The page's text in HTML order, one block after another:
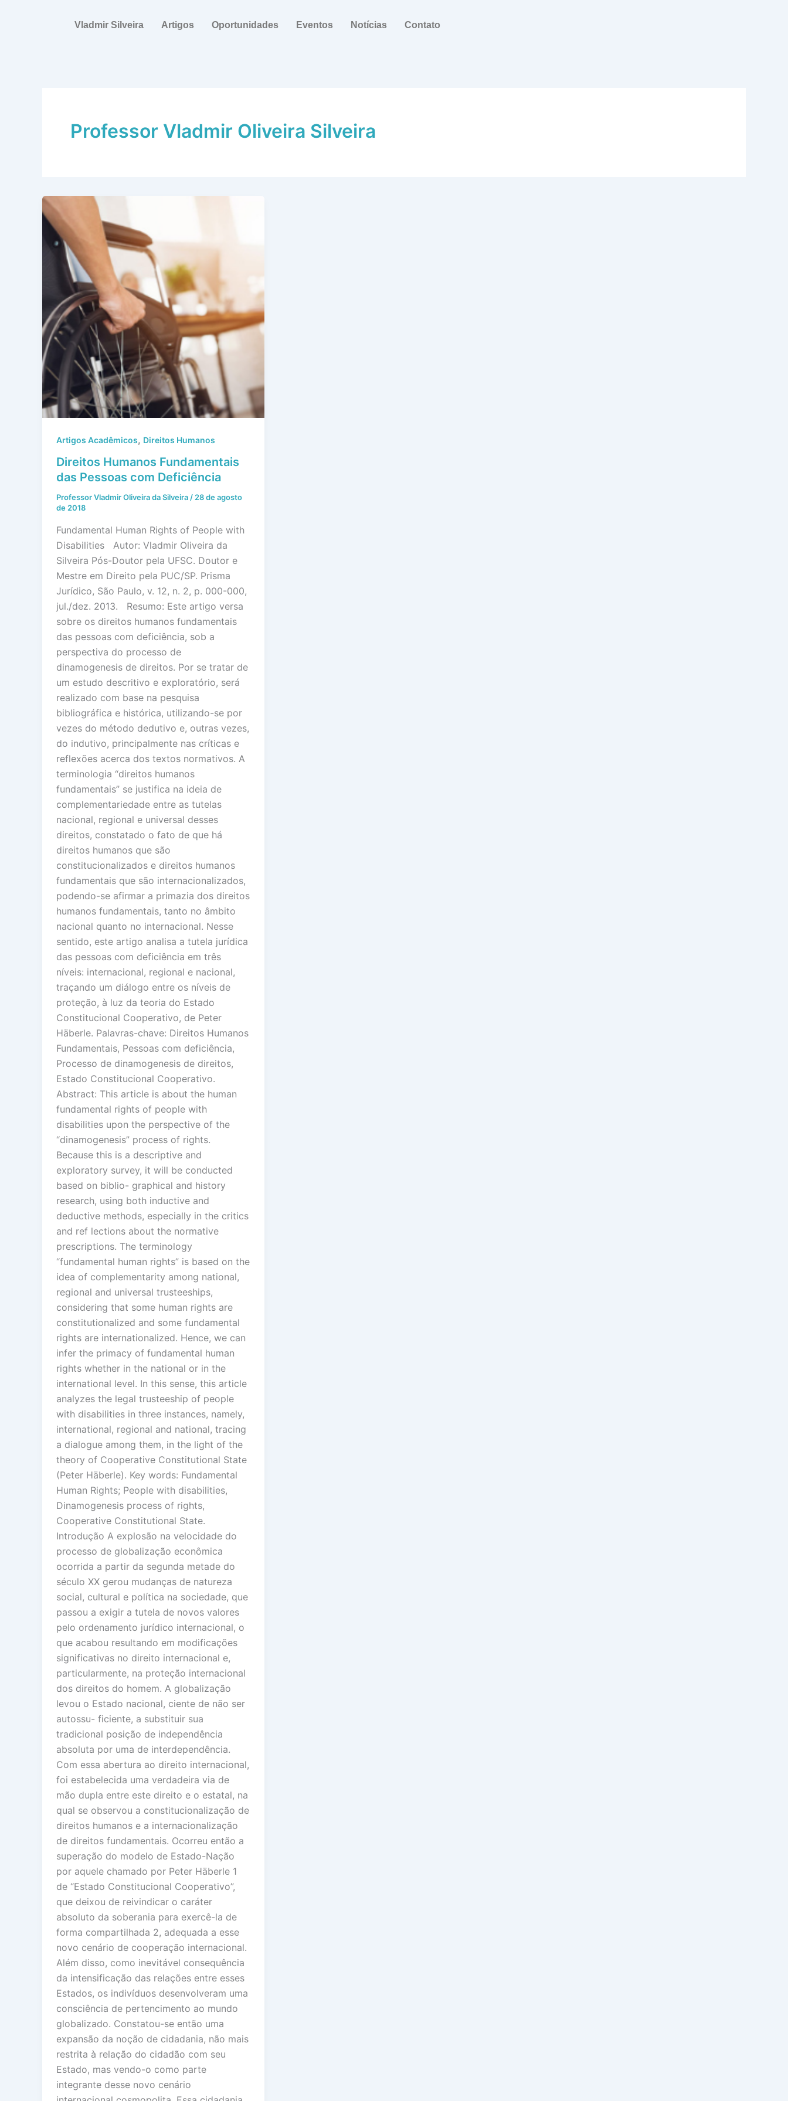
Vladmir Silveira Artigos Oportunidades Eventos Notícias Contato
Professor Vladmir Oliveira Silveira
Artigos Acadêmicos, Direitos Humanos
Direitos Humanos Fundamentais
das Pessoas com Deficiência
Professor Vladmir Oliveira da Silveira/28 de agosto
de 2018
Fundamental Human Rights of People with
Disabilities Autor: Vladmir Oliveira da
Silveira Pós-Doutor pela UFSC. Doutor e
Mestre em Direito pela PUC/SP. Prisma
Jurídico, São Paulo, v. 12, n. 2, p. 000-000,
jul./dez. 2013. Resumo: Este artigo versa
sobre os direitos humanos fundamentais
das pessoas com deficiência, sob a
perspectiva do processo de
dinamogenesis de direitos. Por se tratar de
um estudo descritivo e exploratório, será
realizado com base na pesquisa
bibliográfica e histórica, utilizando-se por
vezes do método dedutivo e, outras vezes,
do indutivo, principalmente nas críticas e
reflexões acerca dos textos normativos. A
terminologia “direitos humanos
fundamentais” se justifica na ideia de
complementariedade entre as tutelas
nacional, regional e universal desses
direitos, constatado o fato de que há
direitos humanos que são
constitucionalizados e direitos humanos
fundamentais que são internacionalizados,
podendo-se afirmar a primazia dos direitos
humanos fundamentais, tanto no âmbito
nacional quanto no internacional. Nesse
sentido, este artigo analisa a tutela jurídica
das pessoas com deficiência em três
níveis: internacional, regional e nacional,
traçando um diálogo entre os níveis de
proteção, à luz da teoria do Estado
Constitucional Cooperativo, de Peter
Häberle. Palavras-chave: Direitos Humanos
Fundamentais, Pessoas com deficiência,
Processo de dinamogenesis de direitos,
Estado Constitucional Cooperativo.
Abstract: This article is about the human
fundamental rights of people with
disabilities upon the perspective of the
“dinamogenesis” process of rights.
Because this is a descriptive and
exploratory survey, it will be conducted
based on biblio- graphical and history
research, using both inductive and
deductive methods, especially in the critics
and ref lections about the normative
prescriptions. The terminology
“fundamental human rights” is based on the
idea of complementarity among national,
regional and universal trusteeships,
considering that some human rights are
constitutionalized and some fundamental
rights are internationalized. Hence, we can
infer the primacy of fundamental human
rights whether in the national or in the
international level. In this sense, this article
analyzes the legal trusteeship of people
with disabilities in three instances, namely,
international, regional and national, tracing
a dialogue among them, in the light of the
theory of Cooperative Constitutional State
(Peter Häberle). Key words: Fundamental
Human Rights; People with disabilities,
Dinamogenesis process of rights,
Cooperative Constitutional State.
Introdução A explosão na velocidade do
processo de globalização econômica
ocorrida a partir da segunda metade do
século XX gerou mudanças de natureza
social, cultural e política na sociedade, que
passou a exigir a tutela de novos valores
pelo ordenamento jurídico internacional, o
que acabou resultando em modificações
significativas no direito internacional e,
particularmente, na proteção internacional
dos direitos do homem. A globalização
levou o Estado nacional, ciente de não ser
autossu- ficiente, a substituir sua
tradicional posição de independência
absoluta por uma de interdependência.
Com essa abertura ao direito internacional,
foi estabelecida uma verdadeira via de
mão dupla entre este direito e o estatal, na
qual se observou a constitucionalização de
direitos humanos e a internacionalização
de direitos fundamentais. Ocorreu então a
superação do modelo de Estado-Nação
por aquele chamado por Peter Häberle 1
de “Estado Constitucional Cooperativo”,
que deixou de reivindicar o caráter
absoluto da soberania para exercê-la de
forma compartilhada 2, adequada a esse
novo cenário de cooperação internacional.
Além disso, como inevitável consequência
da intensificação das relações entre esses
Estados, os indivíduos desenvolveram uma
consciência de pertencimento ao mundo
globalizado. Constatou-se então uma
expansão da noção de cidadania, não mais
restrita à relação do cidadão com seu
Estado, mas vendo-o como parte
integrante desse novo cenário